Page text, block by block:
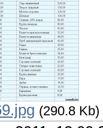
(290.8 Kb)